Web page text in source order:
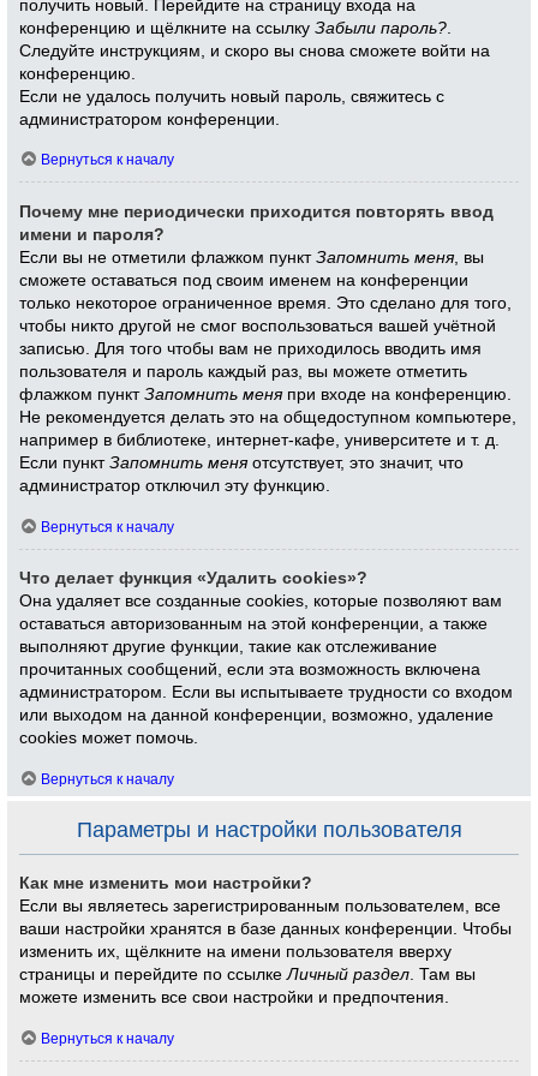
получить новый. Перейдите на страницу входа на
конференцию и щёлкните на ссылкуЗабыли пароль?
Следуйте инструкциям, и скоро вы снова сможете войти на
конференцию.
Если не удалось получить новый пароль, свяжитесь с
администратором конференции.
Вернуться к началу
Почему мне периодически приходится повторять ввод
имени и пароля?
Если вы не отметили флажком пунктЗапомнить меня , вы
сможете оставаться под своим именем на конференции
только некоторое ограниченное время. Это сделано для того,
чтобы никто другой не смог воспользоваться вашей учётной
записью. Для того чтобы вам не приходилось вводить имя
пользователя и пароль каждый раз, вы можете отметить
флажком пунктЗапомнить меня при входе на конференцию.
Не рекомендуется делать это на общедоступном компьютере,
например в библиотеке, интернет-кафе, университете и т. д.
Если пунктЗапомнить меня отсутствует, это значит, что
администратор отключил эту функцию.
Вернуться к началу
Что делает функция «Удалить cookies»?
Она удаляет все созданные cookies, которые позволяют вам
оставаться авторизованным на этой конференции, а также
выполняют другие функции, такие как отслеживание
прочитанных сообщений, если эта возможность включена
администратором. Если вы испытываете трудности со входом
или выходом на данной конференции, возможно, удаление
cookies может помочь.
Вернуться к началу
Параметры и настройки пользователя
Как мне изменить мои настройки?
Если вы являетесь зарегистрированным пользователем, все
ваши настройки хранятся в базе данных конференции. Чтобы
изменить их, щёлкните на имени пользователя вверху
страницы и перейдите по ссылкеЛичный раздел . Там вы
можете изменить все свои настройки и предпочтения.
Вернуться к началу